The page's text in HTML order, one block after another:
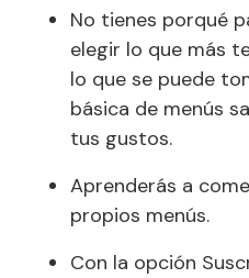
No tienes porqué
elegir lo que más
lo que se puede
básica de menús
tus gustos.
Aprenderás a
propios menús.
Con la opción